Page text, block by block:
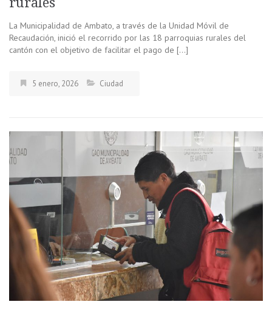
La Municipalidad de Ambato, a través de la Unidad Móvil de
Recaudación, inició el recorrido por las 18 parroquias rurales del
cantón con el objetivo de facilitar el pago de […]
5 enero, 2026 Ciudad